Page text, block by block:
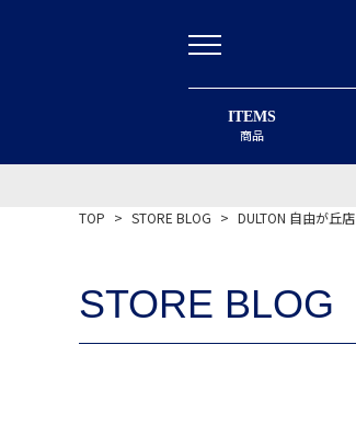
ITEMS
商品
TOP > STORE BLOG > DULTON 自由が丘店
STORE BLOG